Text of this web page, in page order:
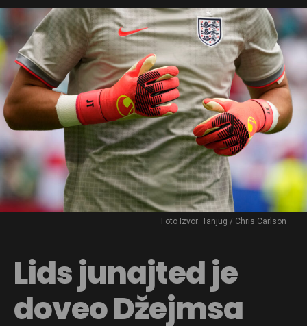
Foto Izvor: Tanjug / Chris Carlson
Lids junajted je
doveo Džejmsa